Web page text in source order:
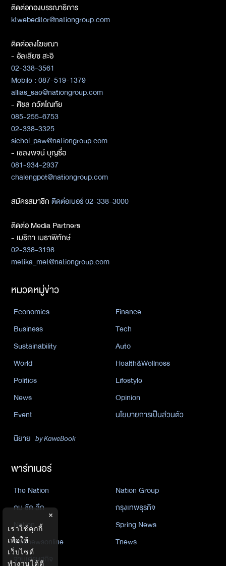
ติดต่อกองบรรณาธิการ
ktwebeditor@nationgroup.com
ติดต่อลงโฆษณา
- อัลเลียซ สะอิ
02-338-3561
Mobile : 087-519-1379
allias_sae@nationgroup.com
- ศิชล ภวัตโณทัย
085-255-6753
02-338-3325
sichol_paw@nationgroup.com
- เชลงพจน์ บุญซื่อ
081-934-2937
chalengpot@nationgroup.com
สมัครสมาชิกติดต่อเบอร์ 02-338-3000
ติดต่อ Media Partners
- เมธิกา เมธาพิทักษ์
02-338-3198
metika_met@nationgroup.com
หมวดหมู่ข่าว
Economics
Finance
Business
Tech
Sustainability
Auto
World
Health&Wellness
Politics
Lifestyle
News
Opinion
Event
นโยบายการเป็นส่วนตัว
นิยาย by KaweBook
พาร์ทเนอร์
The Nation
Nation Group
คม ชัด ลึก
กรุงเทพธุรกิจ
Nation
Spring News
Thainewsonline
Tnews
ฐานเศรษฐกิจ
×
เราใช้คุกกี้
เพื่อให้
เว็บไซต์
ทำงานได้ดี